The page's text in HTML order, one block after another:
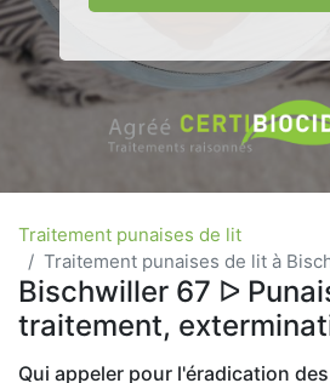
Traitement punaises de lit
Traitement punaises de lit à
Bischwiller 67 ᐅ
traitement,
Qui appeler pour l'éradication